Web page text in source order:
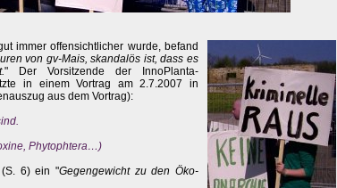
immer offensichtlicher wurde, befand
von gv-Mais, skandalös ist, dass es
" Der Vorsitzende der InnoPlanta-
in einem Vortrag am 2.7.2007 in
aus dem Vortrag):
Phytophtera…)
(S. 6) ein "Gegengewicht zu den Öko-